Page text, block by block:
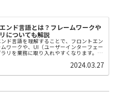
ンド言語とは？フレームワークや
についても解説
ド言語を理解することで、フロントエン
ムワークや、UI（ユーザーインターフェー
リを業務に取り入れやすくなります。こ
なフレームワークとUIライブラリについて
2024.03.27